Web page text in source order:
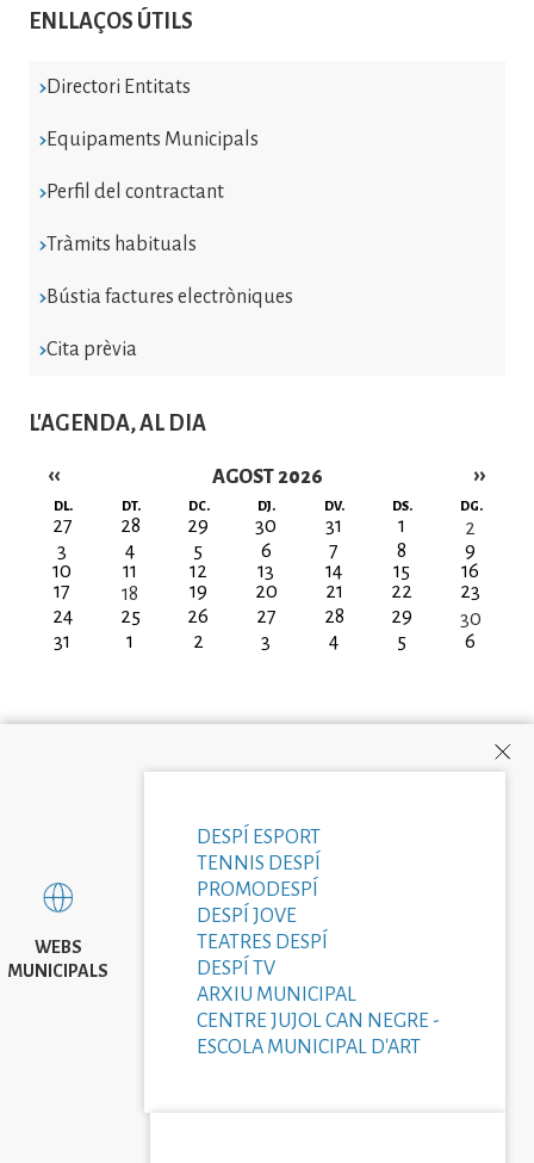
ENLLAÇOS ÚTILS
Directori Entitats
Equipaments Municipals
Perfil del contractant
Tràmits habituals
Bústia factures electròniques
Cita prèvia
L'AGENDA, AL DIA
AGOST 2026
Paginació
‹‹ ››
DL. DT. DC. DJ. DV. DS. DG.
27 28 29 30 31 1
2
3
4 5 6 7 8
9
10
11 12 13 14 15
16
17
18 19 20 21 22
23
24
25 26 27 28 29
30
31
1 2 3 4 5 6
WEBS
MUNICIPALS
DESPÍ ESPORT
TENNIS DESPÍ
PROMODESPÍ
DESPÍ JOVE
TEATRES DESPÍ
DESPÍ TV
ARXIU MUNICIPAL
CENTRE JUJOL CAN NEGRE -
ESCOLA MUNICIPAL D'ART